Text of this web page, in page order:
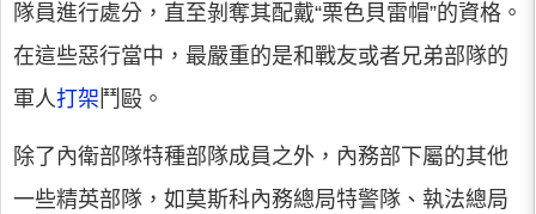
隊員進行處分，直至剝奪其配戴“栗色貝雷帽”的資格。
在這些惡行當中，最嚴重的是和戰友或者兄弟部隊的
軍人打架 鬥毆。
除了內衛部隊特種部隊成員之外，內務部下屬的其他
一些精英部隊，如莫斯科內務總局特警隊、執法總局